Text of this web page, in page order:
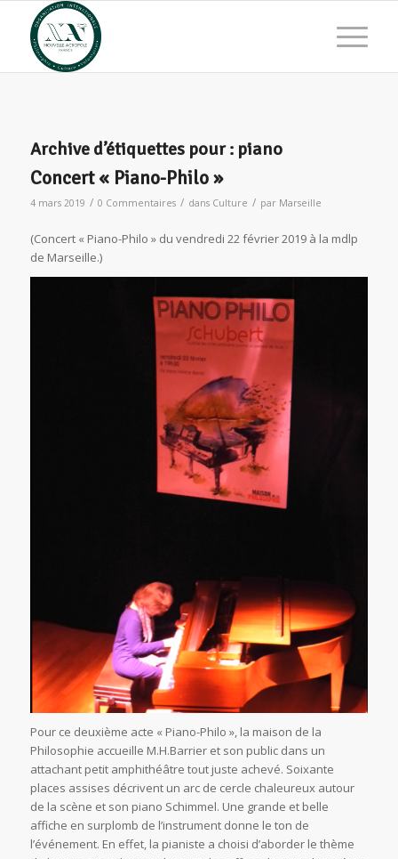
Archive d’étiquettes pour : piano
Concert « Piano-Philo »
4 mars 2019 / 0 Commentaires / dans Culture / par Marseille
(Concert « Piano-Philo » du vendredi 22 février 2019 à la mdlp
de Marseille.)
Pour ce deuxième acte « Piano-Philo », la maison de la
Philosophie accueille M.H.Barrier et son public dans un
attachant petit amphithéâtre tout juste achevé. Soixante
places assises décrivent un arc de cercle chaleureux autour
de la scène et son piano Schimmel. Une grande et belle
affiche en surplomb de l’instrument donne le ton de
l’événement. En effet, la pianiste a choisi d’aborder le thème